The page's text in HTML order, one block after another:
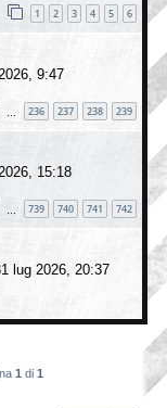
1 2 3 4 5 6
9:47
236 237 238 239
15:18
739 740 741 742
lug 2026, 20:37
1 di 1